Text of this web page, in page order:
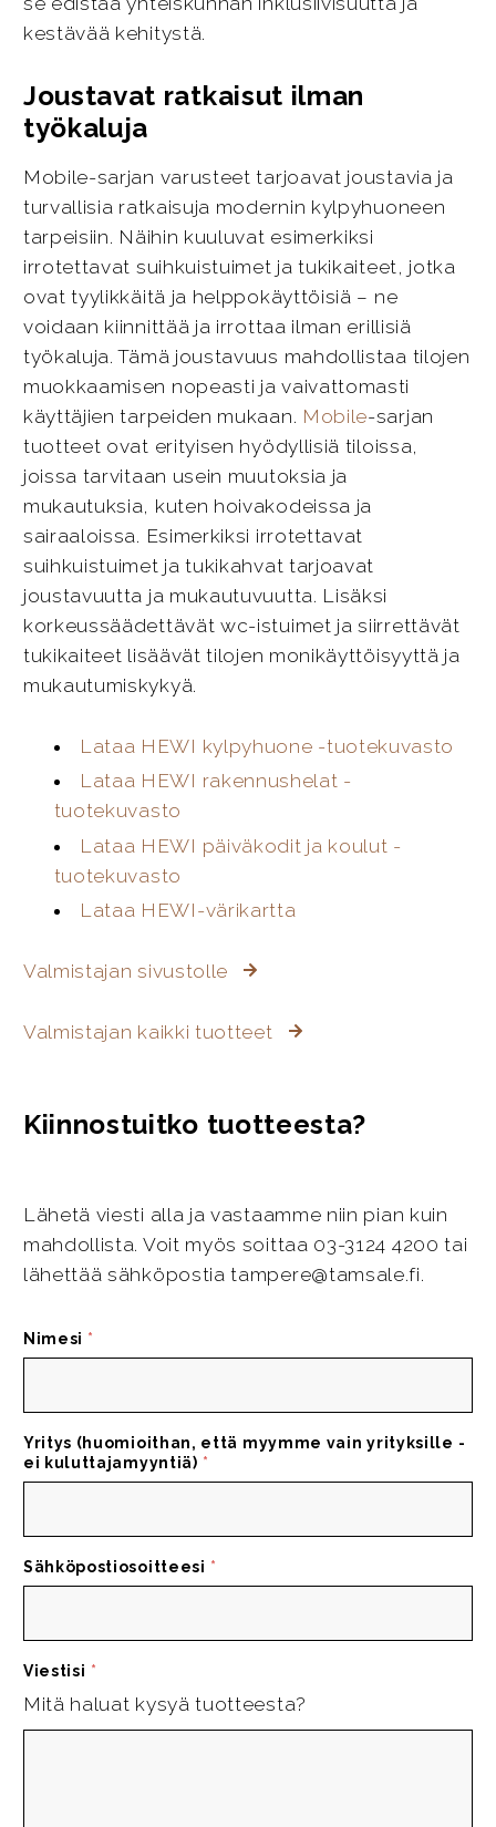
kestävää kehitystä.
Joustavat ratkaisut ilman
työkaluja
Mobile-sarjan varusteet tarjoavat joustavia ja
turvallisia ratkaisuja modernin kylpyhuoneen
tarpeisiin. Näihin kuuluvat esimerkiksi
irrotettavat suihkuistuimet ja tukikaiteet, jotka
ovat tyylikkäitä ja helppokäyttöisiä – ne
voidaan kiinnittää ja irrottaa ilman erillisiä
työkaluja. Tämä joustavuus mahdollistaa tilojen
muokkaamisen nopeasti ja vaivattomasti
käyttäjien tarpeiden mukaan. Mobile-sarjan
tuotteet ovat erityisen hyödyllisiä tiloissa,
joissa tarvitaan usein muutoksia ja
mukautuksia, kuten hoivakodeissa ja
sairaaloissa. Esimerkiksi irrotettavat
suihkuistuimet ja tukikahvat tarjoavat
joustavuutta ja mukautuvuutta. Lisäksi
korkeussäädettävät wc-istuimet ja siirrettävät
tukikaiteet lisäävät tilojen monikäyttöisyyttä ja
mukautumiskykyä.
Lataa HEWI kylpyhuone -tuotekuvasto
Lataa HEWI rakennushelat -
tuotekuvasto
Lataa HEWI päiväkodit ja koulut -
tuotekuvasto
Lataa HEWI-värikartta
Valmistajan sivustolle
Valmistajan kaikki tuotteet
Kiinnostuitko tuotteesta?
Lähetä viesti alla ja vastaamme niin pian kuin
mahdollista. Voit myös soittaa 03-3124 4200 tai
lähettää sähköpostia tampere@tamsale.fi.
Nimesi *
Yritys (huomioithan, että myymme vain yrityksille -
ei kuluttajamyyntiä) *
Sähköpostiosoitteesi *
Viestisi *
Mitä haluat kysyä tuotteesta?